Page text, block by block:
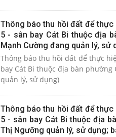
Thông báo thu hồi đất để
5 - sân bay Cát Bi thuộc địa
Mạnh Cường đang quản lý, sử
Thông báo thu hồi đất để thực
bay Cát Bi thuộc địa bàn phường
quản lý, sử dụng)
Thông báo thu hồi đất để
5 - sân bay Cát Bi thuộc địa
Thị Ngưỡng quản lý, sử dụng;